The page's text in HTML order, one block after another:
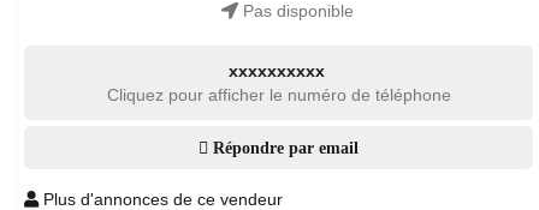
Pas disponible
xxxxxxxxxx
Cliquez pour afficher le numéro de téléphone
Répondre par email
Plus d'annonces de ce vendeur